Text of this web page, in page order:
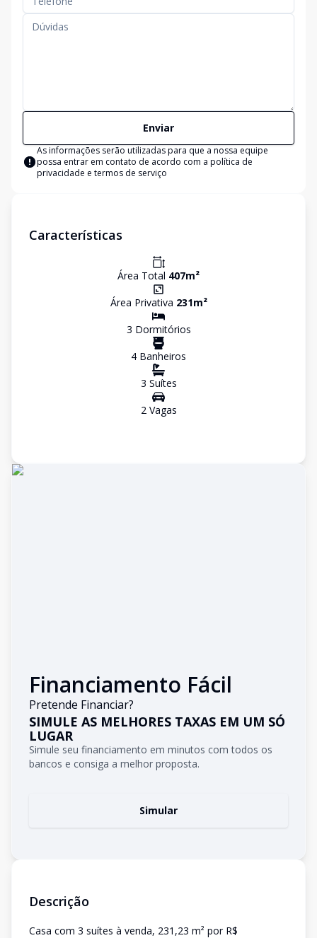
Enviar
As informações serão utilizadas para que a nossa equipe
possa entrar em contato de acordo com a política de
privacidade e termos de serviço
Características
Área Total 407m²
Área Privativa 231m²
3 Dormitórios
4 Banheiros
3 Suítes
2Vagas
Financiamento Fácil
Pretende Financiar?
SIMULE AS MELHORES TAXAS EM UM SÓ
LUGAR
Simule seu financiamento em minutos com todos os
bancos e consiga a melhor proposta.
Simular
Descrição
Casa com 3 suítes à venda, 231,23 m² por R$